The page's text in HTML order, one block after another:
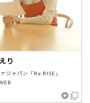
り
ジャパン「Re.RISE」